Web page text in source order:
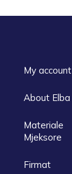
My account
About Elba
Materiale
Mjeksore
Firmat